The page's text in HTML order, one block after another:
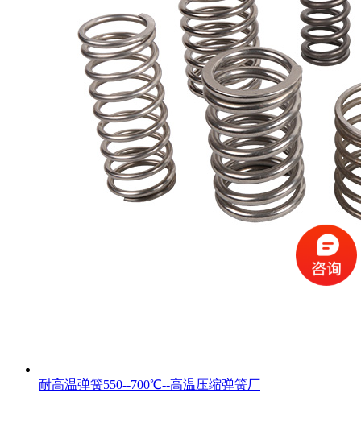
耐高温弹簧550--700℃--高温压缩弹簧厂